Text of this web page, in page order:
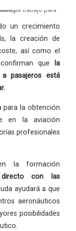
un crecimiento
la creación de
así como el
que
la
pasajeros está
para la obtención
en la aviación
profesionales
la formación
con las
ayudará a que
aeronáuticos
posibilidades